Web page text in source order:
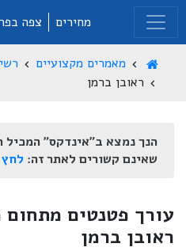
מחירים צפה
מאמרים מקצועיים
ראובן ברמן
הנך נמצא ב"אינדקס" המכיל
שאינם קשורים לאתר זה:
עורך פטנטים
ראובן ברמן